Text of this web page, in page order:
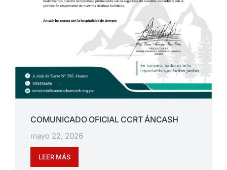
COMUNICADO OFICIAL CCRT ÁNCASH
mayo 22, 2026
LEER MÁS